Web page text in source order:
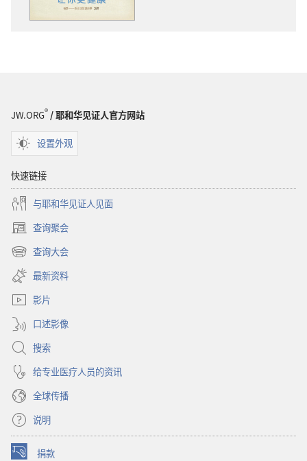
JW.ORG® / 耶和华见证人官方网站
设置外观
快速链接
与耶和华见证人见面
查询聚会
（打
开
新
窗
口）
查询大会
（打
开
新
窗
口）
最新资料
影片
口述影像
搜索
给专业医疗人员的资讯
全球传播
说明
捐款